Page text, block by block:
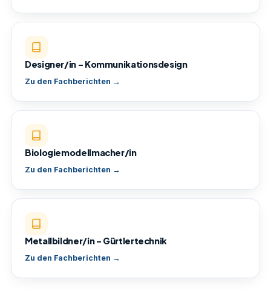
Designer/in – Kommunikationsdesign
Zu den Fachberichten →
Biologiemodellmacher/in
Zu den Fachberichten →
Metallbildner/in – Gürtlertechnik
Zu den Fachberichten →